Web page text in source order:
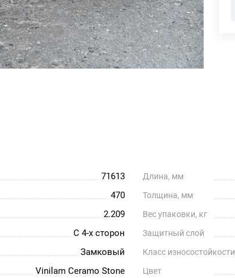
71613 Длина, мм
470 Толщина, мм
2.209 Вес упаковки, кг
С 4-х сторон Защитный слой
Замковый Класс износостойкости
Vinilam Ceramo Stone Цвет